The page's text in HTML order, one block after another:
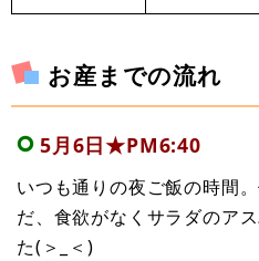
お産までの流れ
5月6日★PM6:40
いつも通りの夜ご飯の時間
だ、食欲がなくサラダのア
た(＞_＜)